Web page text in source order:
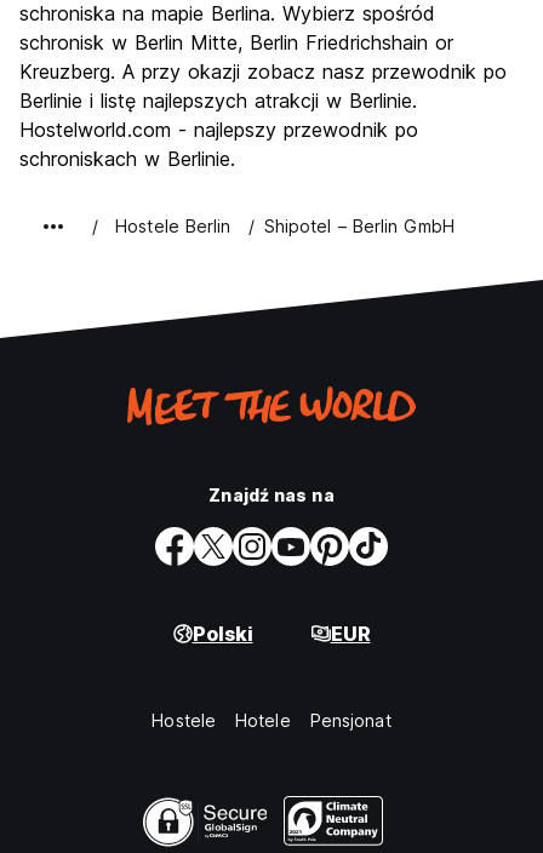
Najlepsza wartość
schroniska na mapie Berlina. Wybierz spośród
schronisk w Berlin Mitte, Berlin Friedrichshain or
Kreuzberg. A przy okazji zobacz nasz przewodnik po
Berlinie i listę najlepszych atrakcji w Berlinie.
Hostelworld.com - najlepszy przewodnik po
schroniskach w Berlinie.
Hostele Berlin Shipotel – Berlin GmbH
Znajdź nas na
Polski EUR
Hostele Hotele Pensjonat